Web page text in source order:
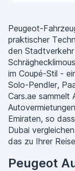
Peugeot-
praktischer
den
im Coupé-Stil -
Solo-Pendler,
Cars.ae sammelt
Emiraten, so
Dubai
das zu Ihrer
Peugeot